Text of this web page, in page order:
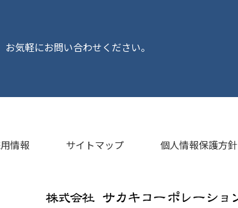
お気軽にお問い合わせください。
情報 サイトマップ 個人情報保護方針